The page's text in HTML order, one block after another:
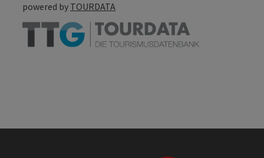
powered by TOURDATA